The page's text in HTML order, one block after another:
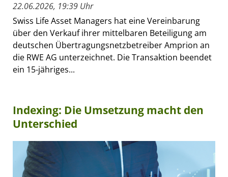
22.06.2026, 19:39 Uhr
Swiss Life Asset Managers hat eine Vereinbarung
über den Verkauf ihrer mittelbaren Beteiligung am
deutschen Übertragungsnetzbetreiber Amprion an
die RWE AG unterzeichnet. Die Transaktion beendet
ein 15-jähriges...
Indexing: Die Umsetzung macht den
Unterschied